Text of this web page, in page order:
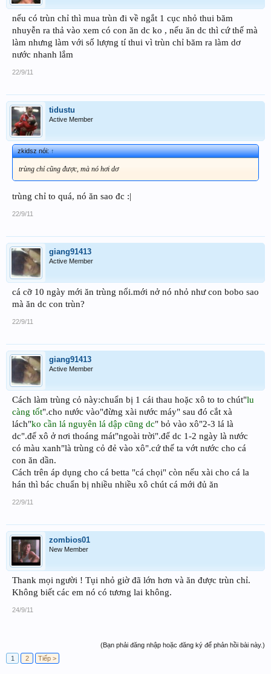
nếu có trùn chỉ thì mua trùn đi về ngắt 1 cục nhỏ thui băm
nhuyễn ra thả vào xem có con ăn dc ko , nếu ăn dc thì cứ thế mà
làm nhưng làm với số lượng tí thui vì trùn chỉ băm ra làm dơ
nước nhanh lắm
22/9/11
tidustu
Active Member
zkidsz nói:↑
trùng chỉ cũng được, mà nó hơi dơ
trùng chỉ to quá, nó ăn sao đc :|
22/9/11
giang91413
Active Member
cá cỡ 10 ngày mới ăn trùng nổi.mới nở nó nhỏ như con bobo sao
mà ăn dc con trùn?
22/9/11
giang91413
Active Member
Cách làm trùng cỏ này:chuẩn bị 1 cái thau hoặc xô to to chút"lu
càng tốt".cho nước vào"đừng xài nước máy" sau đó cắt xà
lách"ko cần lá nguyên lá dập cũng dc" bỏ vào xô"2-3 lá là
dc".để xô ở nơi thoáng mát"ngoài trời".để dc 1-2 ngày là nước
có màu xanh"là trùng cỏ đẻ vào xô".cứ thế ta vớt nước cho cá
con ăn dần.
Cách trên áp dụng cho cá betta "cá chọi" còn nếu xài cho cá la
hán thì bác chuẩn bị nhiều nhiều xô chút cá mới đủ ăn
22/9/11
zombios01
New Member
Thank mọi người ! Tụi nhỏ giờ đã lớn hơn và ăn được trùn chỉ.
Không biết các em nó có tương lai không.
24/9/11
(Bạn phải đăng nhập hoặc đăng ký để phản hồi bài này.)
1
2 Tiếp >